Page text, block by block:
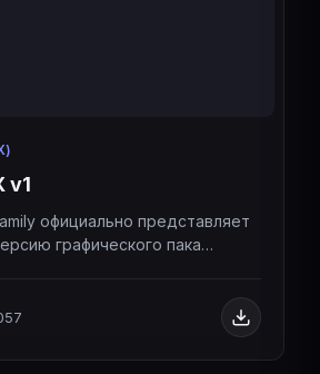
v1
официально представляет
графического пака
Fear Family
пака (Redux), созданную